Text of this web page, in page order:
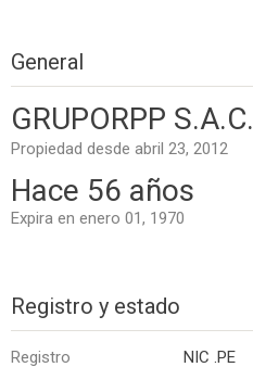
General
GRUPORPP S.A.C.
Propiedad desde abril 23, 2012
Hace 56 años
Expira en enero 01, 1970
Registro y estado
Registro NIC .PE